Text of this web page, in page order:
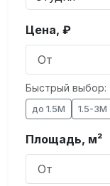
Цена, ₽
Быстрый выбор:
до 1.5М 1.5-3М
Площадь, м²